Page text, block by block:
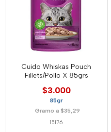
Cuido Whiskas Pouch
Fillets/Pollo X 85grs
$3.000
85gr
Gramo a $35,29
15176